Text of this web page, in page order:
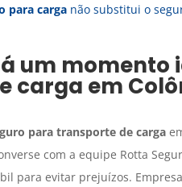
para carganão substitui o
um
carga em
para transporte de carga
com a equipe Rotta
para evitar prejuízos.